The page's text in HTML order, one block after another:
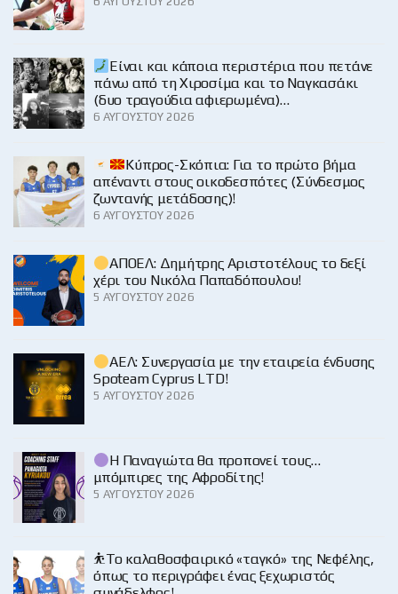
Είναι και κάποια περιστέρια που πετάνε
πάνω από τη Χιροσίμα και το Ναγκασάκι
(δυο τραγούδια αφιερωμένα)…
6 ΑΥΓΟΎΣΤΟΥ 2026
Κύπρος-Σκόπια: Για το πρώτο βήμα
απέναντι στους οικοδεσπότες (Σύνδεσμος
ζωντανής μετάδοσης)!
6 ΑΥΓΟΎΣΤΟΥ 2026
ΑΠΟΕΛ: Δημήτρης Αριστοτέλους το δεξί
χέρι του Νικόλα Παπαδόπουλου!
5 ΑΥΓΟΎΣΤΟΥ 2026
ΑΕΛ: Συνεργασία με την εταιρεία ένδυσης
Spoteam Cyprus LTD!
5 ΑΥΓΟΎΣΤΟΥ 2026
Η Παναγιώτα θα προπονεί τους…
μπόμπιρες της Αφροδίτης!
5 ΑΥΓΟΎΣΤΟΥ 2026
⛹️‍Το καλαθοσφαιρικό «ταγκό» της Νεφέλης,
όπως το περιγράφει ένας ξεχωριστός